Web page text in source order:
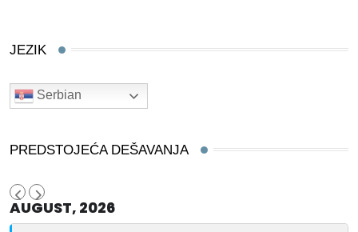
JEZIK
Serbian
PREDSTOJEĆA DEŠAVANJA
AUGUST, 2026